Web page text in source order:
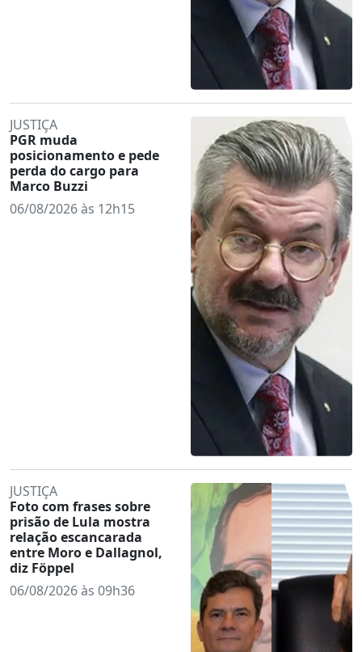
JUSTIÇA
PGR muda
posicionamento e pede
perda do cargo para
Marco Buzzi
06/08/2026 às 12h15
JUSTIÇA
Foto com frases sobre
prisão de Lula mostra
relação escancarada
entre Moro e Dallagnol,
diz Föppel
06/08/2026 às 09h36